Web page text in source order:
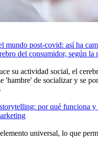
mundo post-covid: así ha
del consumidor, según la
su actividad social, el
'hambre' de socializar y se
por qué funciona y
universal, lo que